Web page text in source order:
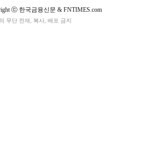
ⓒ 한국금융신문 & FNTIMES.com
무단 전재, 복사, 배포 금지